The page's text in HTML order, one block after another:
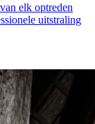
elk optreden
uitstraling